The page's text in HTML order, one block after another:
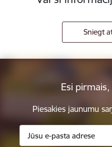
Sniegt
Esi
Piesakies jaunumu